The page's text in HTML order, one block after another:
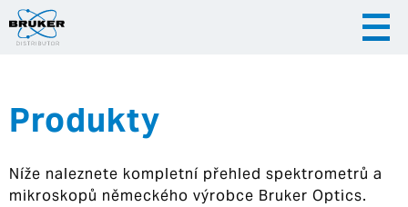
|
Hrvatska
Produkty
Níže naleznete kompletní přehled spektrometrů a
mikroskopů německého výrobce Bruker Optics.